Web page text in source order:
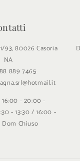
93, 80026 Casoria
NA
889 7465
- 20:00 -
- 13:30 / 16:00 -
Chiuso